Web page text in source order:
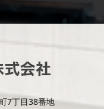
7丁目38番地